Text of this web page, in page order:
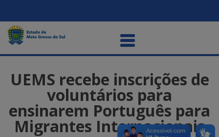
UEMS recebe inscrições de
voluntários para
ensinarem Português para
Migrantes Internacionais